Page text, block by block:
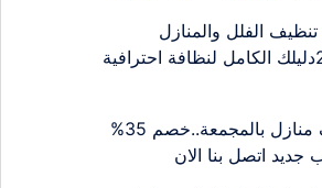
الفلل والمنازل
بالرياض2026دليلك الكامل لنظافة احترافية
شركة تنظيف منازل بالمجمعة..خصم 35%
اتصل بنا الان